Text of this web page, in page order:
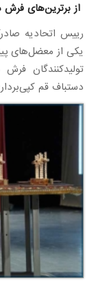
از برترین‌های
رییس اتحادیه
یکی از معضل‌های
تولیدکنندگان
دستباف قم